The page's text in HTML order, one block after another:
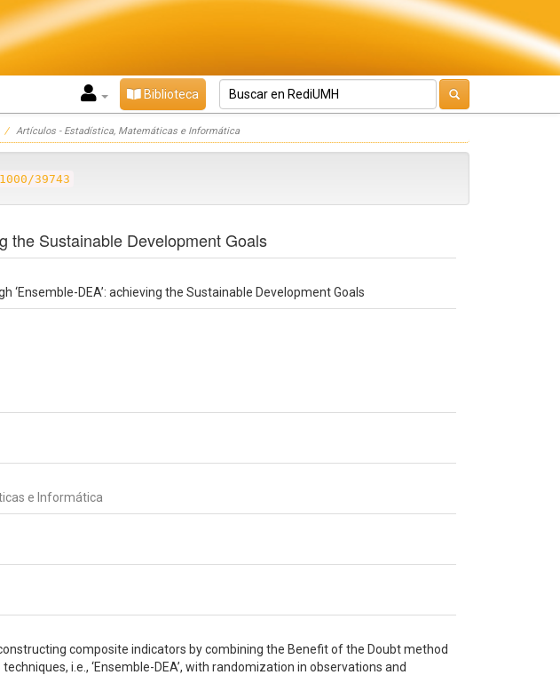
Biblioteca
Artículos - Estadística, Matemáticas e Informática
39743
the Sustainable Development Goals
DEA’: achieving the Sustainable Development Goals
e Informática
composite indicators by combining the Benefit of the Doubt method
i.e., ‘Ensemble-DEA’, with randomization in observations and